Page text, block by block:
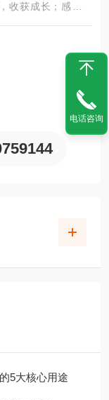
收获成长；感恩命
到了，祝朋友感恩
5大核心用途
电话咨询